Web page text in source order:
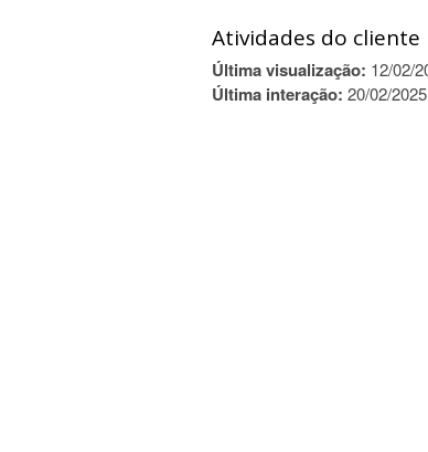
Atividades do cliente
Última visualização: 12/02/
Última interação: 20/02/